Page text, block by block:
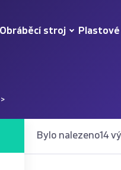
Obráběcí stroj Plastové
>
Bylo nalezeno14